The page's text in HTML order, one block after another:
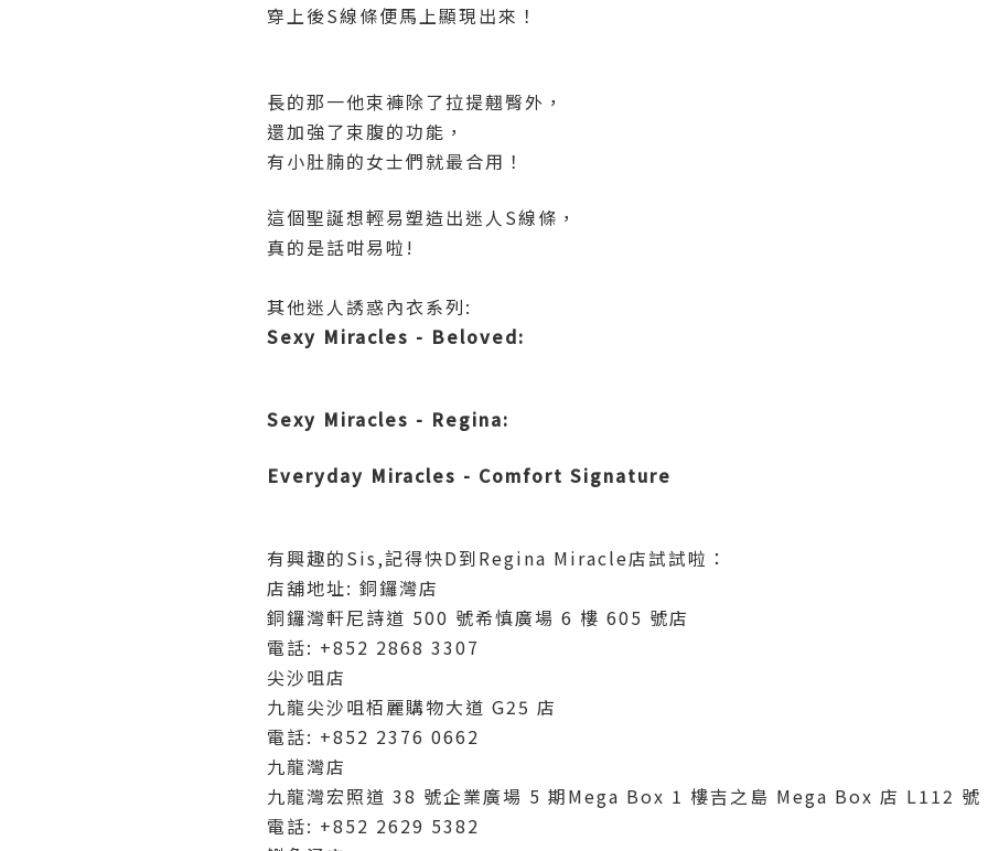
穿上後S線條便馬上顯現出來！
長的那一他束褲除了拉提翹臀外，
還加強了束腹的功能，
有小肚腩的女士們就最合用！
這個聖誕想輕易塑造出迷人S線條，
真的是話咁易啦!
其他迷人誘惑內衣系列:
Sexy Miracles - Beloved:
Sexy Miracles - Regina:
Everyday Miracles - Comfort Signature
有興趣的Sis,記得快D到Regina Miracle店試試啦：
店舖地址: 銅鑼灣店
銅鑼灣軒尼詩道 500 號希慎廣場 6 樓 605 號店
電話: +852 2868 3307
尖沙咀店
九龍尖沙咀栢麗購物大道 G25 店
電話: +852 2376 0662
九龍灣店
九龍灣宏照道 38 號企業廣場 5 期Mega Box 1 樓吉之島 Mega Box 店 L112 號
電話: +852 2629 5382